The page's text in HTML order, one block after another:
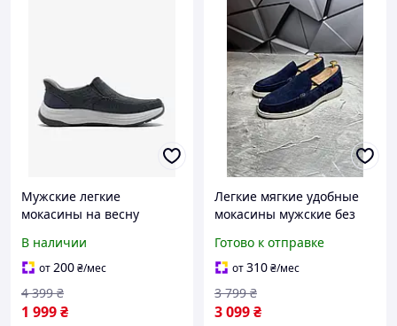
Мужские легкие
мокасины на весну
В наличии
от200₴/мес
1 999₴
4 399 ₴
Легкие мягкие удобные
мокасины мужские без
замшевые лоферы на
плоской подошве для
парня
Готово к отправке
от310₴/мес
3 099₴
3 799 ₴